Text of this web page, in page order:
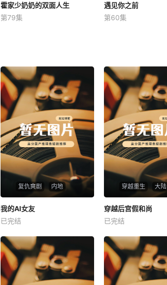
霍家少奶奶的双面人生
未知
霍家少奶奶的双面人生
第79集
遇见你之前
未知
遇见你之前
第60集
复仇爽剧 内地
我的AI女友
未知
我的AI女友
已完结
穿越重生 大陆
穿越后宫假和尚
未知
穿越后宫假和尚
已完结